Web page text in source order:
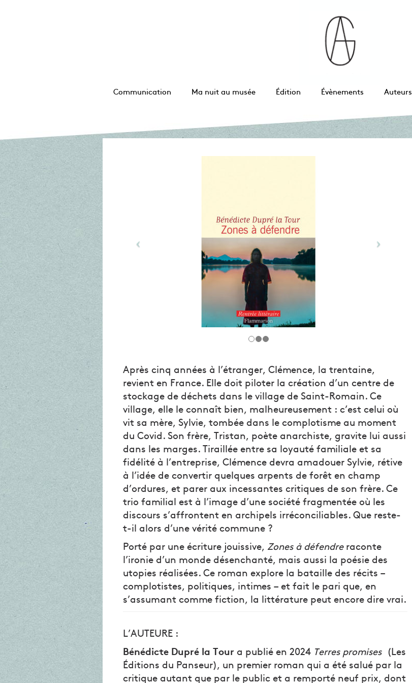
Communication Ma nuit au musée Édition Évènements Auteurs
Après cinq années à l’étranger, Clémence, la trentaine,
revient en France. Elle doit piloter la création d’un centre de
stockage de déchets dans le village de Saint-Romain. Ce
village, elle le connaît bien, malheureusement : c’est celui où
vit sa mère, Sylvie, tombée dans le complotisme au moment
du Covid. Son frère, Tristan, poète anarchiste, gravite lui aussi
dans les marges. Tiraillée entre sa loyauté familiale et sa
fidélité à l’entreprise, Clémence devra amadouer Sylvie, rétive
à l’idée de convertir quelques arpents de forêt en champ
d’ordures, et parer aux incessantes critiques de son frère. Ce
trio familial est à l’image d’une société fragmentée où les
discours s’affrontent en archipels irréconciliables. Que reste-
t-il alors d’une vérité commune ?
Porté par une écriture jouissive, Zones à défendreraconte
l’ironie d’un monde désenchanté, mais aussi la poésie des
utopies réalisées. Ce roman explore la bataille des récits –
complotistes, politiques, intimes – et fait le pari que, en
s’assumant comme fiction, la littérature peut encore dire vrai.
L’AUTEURE :
Bénédicte Dupré la Tour a publié en 2024 Terres promises(Les
Éditions du Panseur), un premier roman qui a été salué par la
critique autant que par le public et a remporté neuf prix, dont